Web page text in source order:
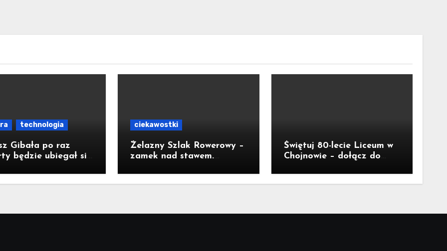
technologia
Gibała po raz
będzie ubiegał się
ciekawostki
Żelazny Szlak Rowerowy –
zamek nad stawem.
Świętuj 80-lecie Liceum w
Chojnowie – dołącz do